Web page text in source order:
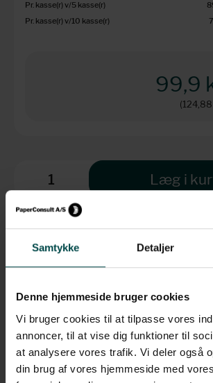
Samtykke Detaljer
Denne hjemmeside bruger cookies
Vi bruger cookies til at tilpasse vores
annoncer, til at vise dig funktioner til
at analysere vores trafik. Vi deler også
din brug af vores hjemmeside med
Pr. kasse(r) v/5 kasse(r)
Pr. kasse(r) v/10 kasse(r)
99,9
(124,88
Læg i
Mandag-
Fredag: 8.00-